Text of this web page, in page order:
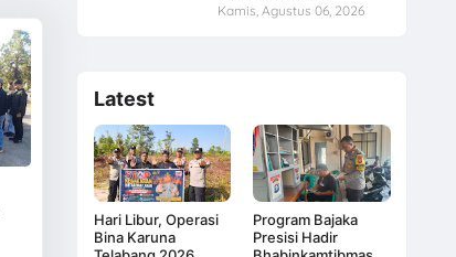
Kamis, Agustus 06, 2026
Latest
Hari Libur, Operasi
Bina Karuna
Program Bajaka
Presisi Hadir